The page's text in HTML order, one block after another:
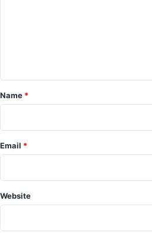
*
Name *
Email *
Website